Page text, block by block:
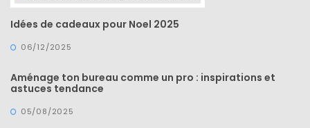
Idées de cadeaux pour Noel 2025
06/12/2025
Aménage ton bureau comme un pro : inspirations et
astuces tendance
05/08/2025